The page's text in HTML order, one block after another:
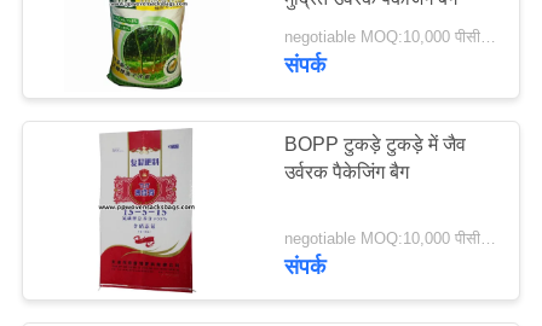
खाद्य पैकेजिंग बैग
संपर्क
BOPP टुकड़े टुकड़े में जैव
उर्वरक पैकेजिंग बैग
संपर्क